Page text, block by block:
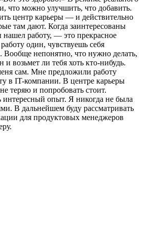
что можно улучшить, что добавить.
центр карьеры — и действительно
там дают. Когда заинтересованы
работу, — это прекрасное
один, чувствуешь себя
Вообще непонятно, что нужно делать,
возьмет ли тебя хоть кто-нибудь.
сам. Мне предложили работу
в IT-компании. В центре карьеры
теряю и попробовать стоит.
опыт. Я никогда не была
В дальнейшем буду рассматривать
для продуктовых менеджеров